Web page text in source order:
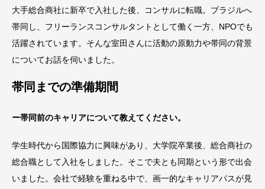
大手総合商社に新卒で入社した後、コンサルに転職。ブラジルへ
帯同し、フリーランスコンサルタントとして働く一方、NPOでも
活躍されています。そんな室田さんに活動の原動力や帯同の背景
についてお話を伺いました。
帯同までの準備期間
ー帯同前のキャリアについて教えてください。
学生時代から国際協力に興味があり、大学院卒業後、総合商社の
総合職として入社をしました。そこで夫とも同期という形で出会
いました。会社で経験を重ねる中で、画一的なキャリアパスが見